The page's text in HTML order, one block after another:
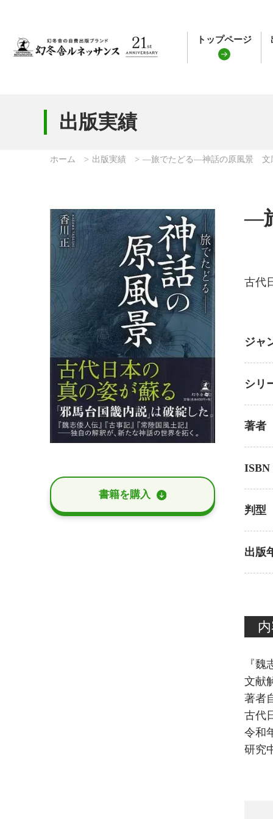
トップページ
出版実績
ホーム 出版実績 ―旅でたどる―神話の原風景 文
書籍を購⼊
―
古代
ジャ
シリ
著者
ISBN
判型
出版
『
文献
著者
古代
令和
研究